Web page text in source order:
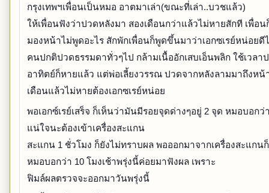
กรุงเทพฯเพื่อนเป็นหมอ อาตมาเล่า(ขณะที่เล่า..บวชแล้ว)
ให้เพื่อนฟังว่าปวดหลังมา สองเดือนกว่าแล้วไม่หายสักที เพื่อ
มองหน้าไม่พูดอะไร สักพักเพื่อนก็พูดขึ้นมาว่าเอกซเรย์หน่อยดี
คนปกติปวดธรรมดาทั่วๆไป กล้ามเนื้ออักเสบเอ็นพลิก ใช้เวลา
อาทิตย์ก็หายแล้ว แต่พ่อเลี้ยงวรรณ ปวดจากหลังลามมาถึงหน้
เดือนแล้วไม่หายต้องเอกซเรย์หน่อย
พอเอกซ์เรย์เสร็จ ก็เห็นว่ามันมีรอยจุดด่างๆอยู่ 2 จุด หมอบอกว่
แน่ใจนะต้องเข้าเครื่องสะแกน
สะแกน 1 ชั่วโมง ก็ยังไม่ทราบผล พอออกมาจากเครื่องสะแกน
หมอบอกว่า 10 โมงเช้าพรุ่งนี้ค่อยมาฟังผล เพราะ
ฟิมล์ผลตรวจจะออกมาวันพรุ่งนี้